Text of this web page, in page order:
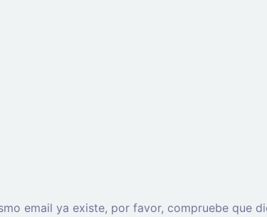
email ya existe, por favor, compruebe que